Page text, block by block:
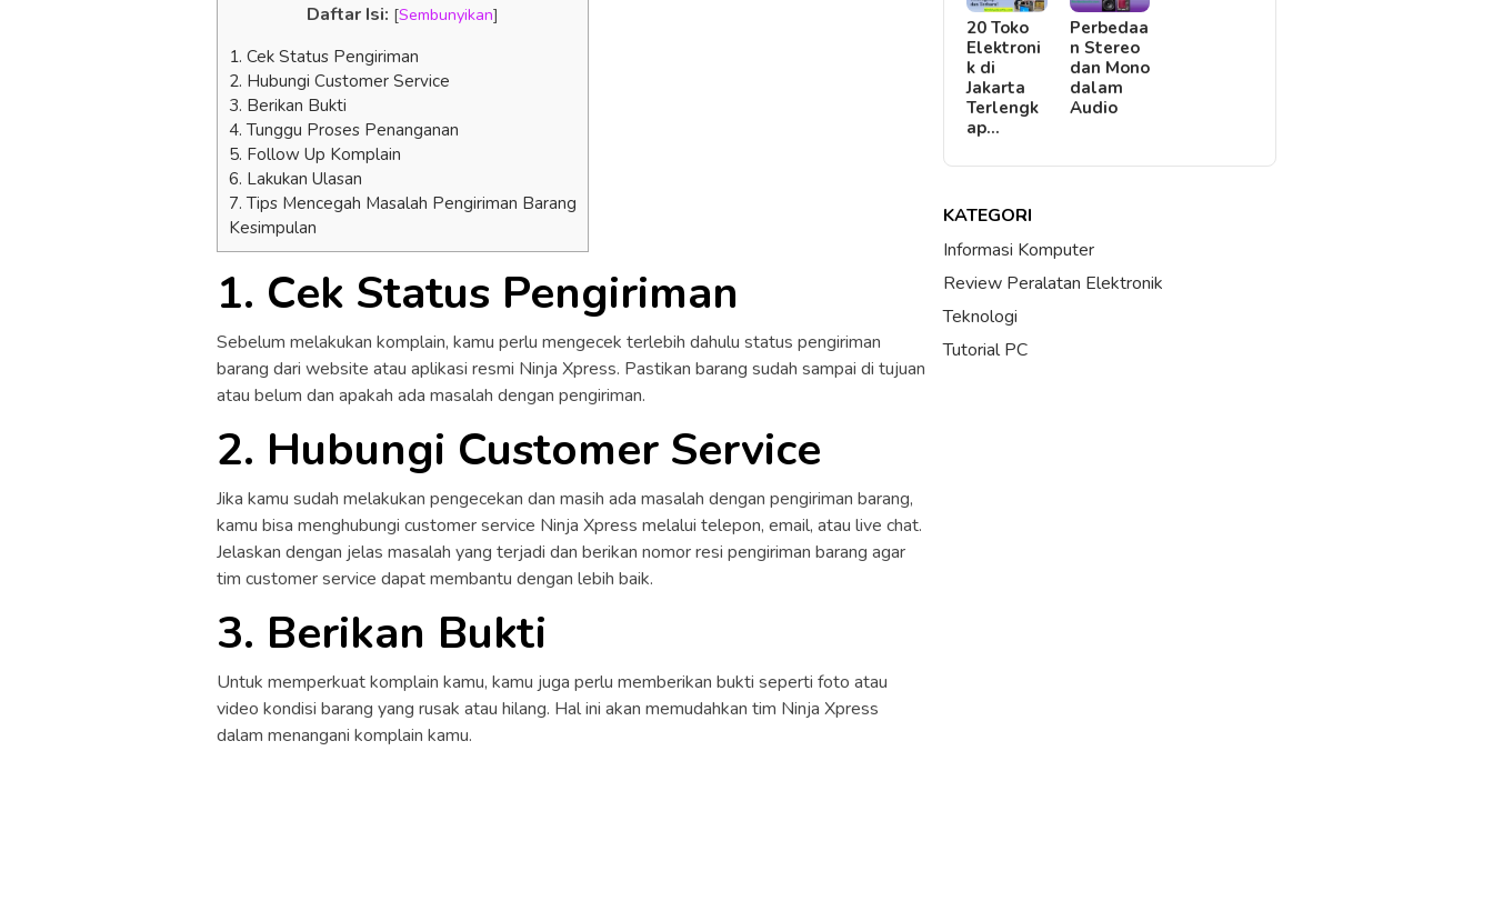
Daftar Isi: [Sembunyikan]
1. Cek Status Pengiriman
2. Hubungi Customer Service
3. Berikan Bukti
4. Tunggu Proses Penanganan
5. Follow Up Komplain
6. Lakukan Ulasan
7. Tips Mencegah Masalah Pengiriman Barang
Kesimpulan
1. Cek Status Pengiriman
Sebelum melakukan komplain, kamu perlu mengecek terlebih dahulu status pengiriman
barang dari website atau aplikasi resmi Ninja Xpress. Pastikan barang sudah sampai di tujuan
atau belum dan apakah ada masalah dengan pengiriman.
2. Hubungi Customer Service
Jika kamu sudah melakukan pengecekan dan masih ada masalah dengan pengiriman barang,
kamu bisa menghubungi customer service Ninja Xpress melalui telepon, email, atau live chat.
Jelaskan dengan jelas masalah yang terjadi dan berikan nomor resi pengiriman barang agar
tim customer service dapat membantu dengan lebih baik.
3. Berikan Bukti
Untuk memperkuat komplain kamu, kamu juga perlu memberikan bukti seperti foto atau
video kondisi barang yang rusak atau hilang. Hal ini akan memudahkan tim Ninja Xpress
dalam menangani komplain kamu.
20 Toko
Elektroni
k di
Jakarta
Terlengk
ap…
Perbedaa
n Stereo
dan Mono
dalam
Audio
KATEGORI
Informasi Komputer
Review Peralatan Elektronik
Teknologi
Tutorial PC